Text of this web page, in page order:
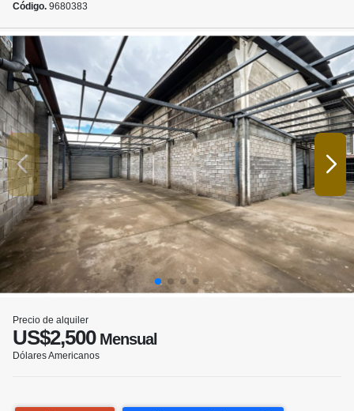
Código. 9680383
Precio de alquiler
US$2,500Mensual
Dólares Americanos